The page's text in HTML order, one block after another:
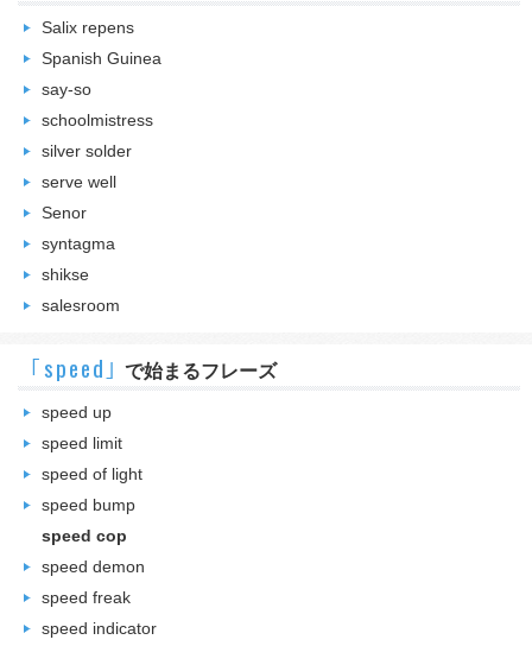
Salix repens
Spanish Guinea
say-so
schoolmistress
silver solder
serve well
Senor
syntagma
shikse
salesroom
｢speed｣ で始まるフレーズ
speed up
speed limit
speed of light
speed bump
speed cop
speed demon
speed freak
speed indicator